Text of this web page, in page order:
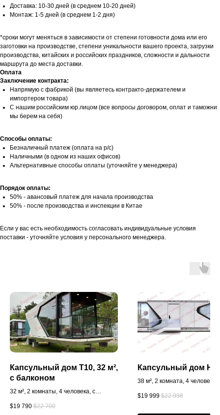
Доставка: 10-30 дней (в среднем 10-20 дней)
Монтаж: 1-5 дней (в среднем 1-2 дня)
*сроки могут меняться в зависимости от степени готовности дома или его
заготовки на производстве, степени уникальности вашего проекта, загрузки
производства, китайских и российских праздников, сложности и дальности
маршрута до места доставки.
Оплата
Заключение контракта:
Напрямую с фабрикой (вы являетесь контракто-держателем и
импортером товара)
С нашим российским юр.лицом (все вопросы договором, оплат и таможни
мы берем на себя)
Способы оплаты:
Безналичный платеж (оплата на р/с)
Наличными (в одном из наших офисов)
Альтернативные способы оплаты (уточняйте у менеджера)
Порядок оплаты:
50% - авансовый платеж для начала производства
50% - после производства и инспекции в Китае
Если у вас есть необходимость согласовать индивидуальные условия
поставки - уточняйте условия у персонального менеджера.
Капсульный дом T10, 32 м²,
с балконом
32 м², 2 комнаты, 4 человека, с
$19 790 $22 700
Капсульный дом H7,
38 м², 2 комната, 4 человека
$19 999 $22 998